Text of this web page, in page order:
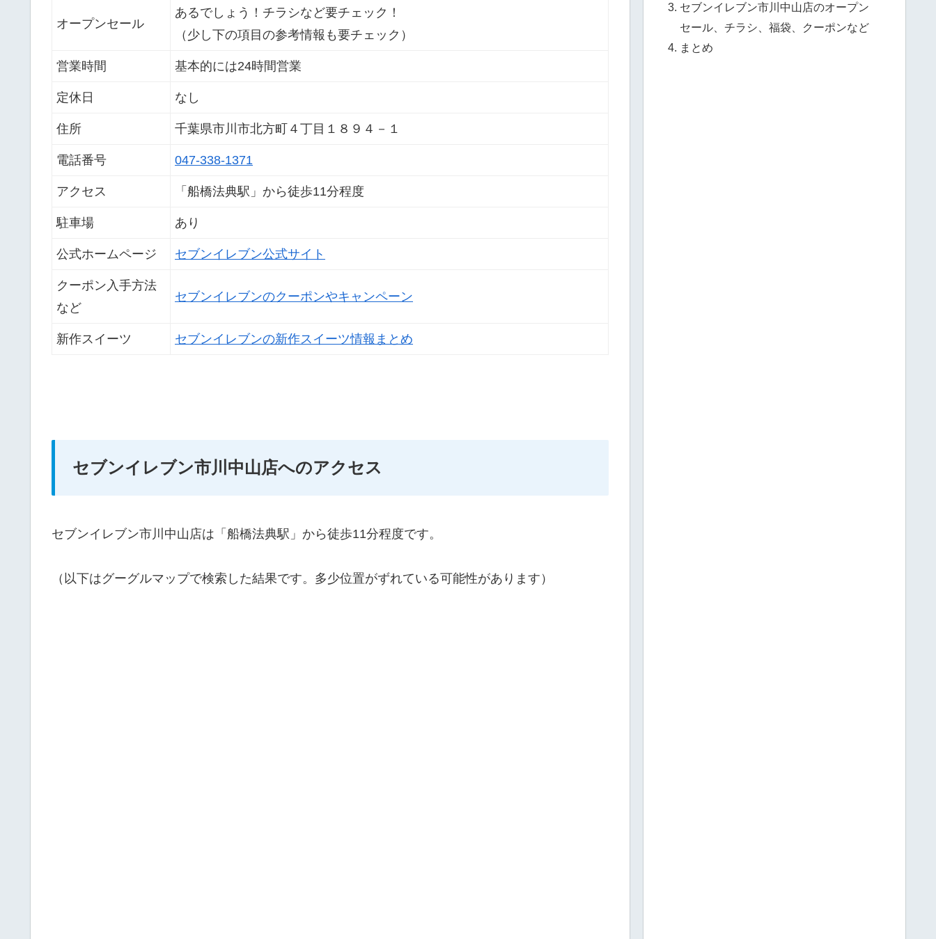
オープンセール
あるでしょう！チラシなど要チェック！
（少し下の項目の参考情報も要チェック）
営業時間 基本的には24時間営業
定休日 なし
住所 千葉県市川市北方町４丁目１８９４－１
電話番号 047-338-1371
アクセス 「船橋法典駅」から徒歩11分程度
駐車場 あり
公式ホームページ セブンイレブン公式サイト
クーポン入手方法
など
セブンイレブンのクーポンやキャンペーン
新作スイーツ セブンイレブンの新作スイーツ情報まとめ
セブンイレブン市川中山店へのアクセス
セブンイレブン市川中山店は「船橋法典駅」から徒歩11分程度です。
（以下はグーグルマップで検索した結果です。多少位置がずれている可能性があります）
セブンイレブン市川中山店のオープン
セール、チラシ、福袋、クーポンなど
まとめ